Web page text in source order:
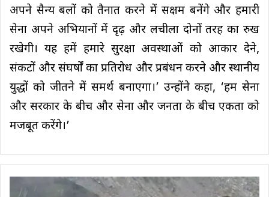
अपने सैन्य बलों को तैनात करने में सक्षम बनेंगे और हमारी
सेना अपने अभियानों में दृढ़ और लचीला दोनों तरह का रुख
रखेगी। यह हमें हमारे सुरक्षा अवस्थाओं को आकार देने,
संकटों और संघर्षों का प्रतिरोध और प्रबंधन करने और स्थानीय
युद्धों को जीतने में समर्थ बनाएगा।’ उन्होंने कहा, ‘हम सेना
और सरकार के बीच और सेना और जनता के बीच एकता को
मजबूत करेंगे।’